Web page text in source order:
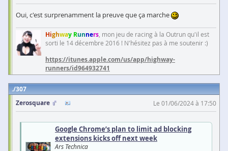
Oui, c'est surprenamment la preuve que ça marche
Highway Runners , mon jeu de racing à la Outrun qu'il est
sorti le 14 décembre 2016 ! N'hésitez pas à me soutenir :)
https://itunes.apple.com/us/app/highway-
runners/id964932741
307
Zerosquare
Le 01/06/2024 à 17:50
Google Chrome’s plan to limit ad blocking
extensions kicks off next week
Ars Technica